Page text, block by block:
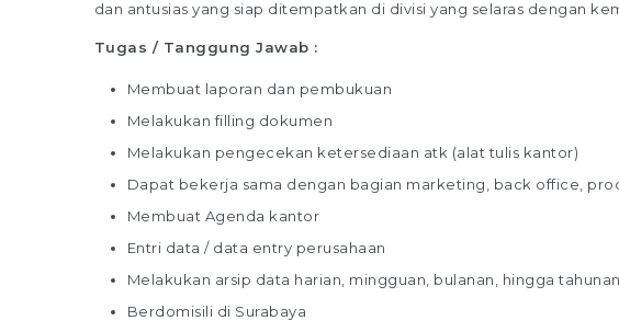
dan antusias yang siap ditempatkan di divisi yang selaras dengan
Tugas / Tanggung Jawab :
Membuat laporan dan pembukuan
Melakukan filling dokumen
Melakukan pengecekan ketersediaan atk (alat tulis kantor)
Dapat bekerja sama dengan bagian marketing, back office,
Membuat Agenda kantor
Entri data / data entry perusahaan
Melakukan arsip data harian, mingguan, bulanan, hingga tahunan
Berdomisili di Surabaya